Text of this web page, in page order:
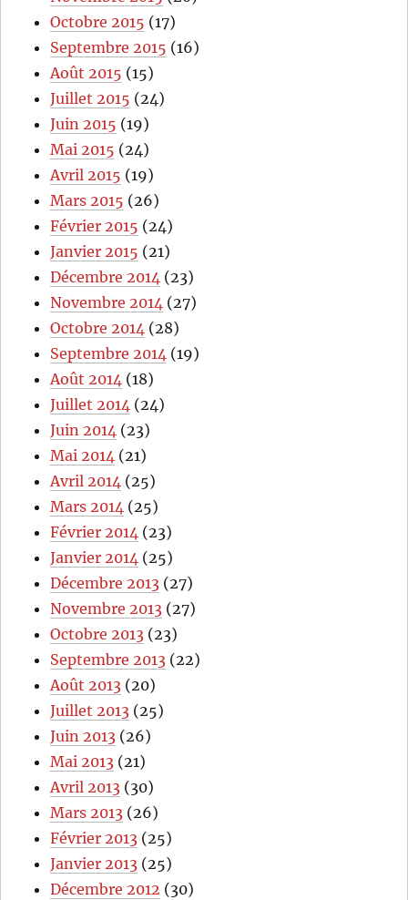
Octobre 2015 (17)
Septembre 2015 (16)
Août 2015 (15)
Juillet 2015 (24)
Juin 2015 (19)
Mai 2015 (24)
Avril 2015 (19)
Mars 2015 (26)
Février 2015 (24)
Janvier 2015 (21)
Décembre 2014 (23)
Novembre 2014 (27)
Octobre 2014 (28)
Septembre 2014 (19)
Août 2014 (18)
Juillet 2014 (24)
Juin 2014 (23)
Mai 2014 (21)
Avril 2014 (25)
Mars 2014 (25)
Février 2014 (23)
Janvier 2014 (25)
Décembre 2013 (27)
Novembre 2013 (27)
Octobre 2013 (23)
Septembre 2013 (22)
Août 2013 (20)
Juillet 2013 (25)
Juin 2013 (26)
Mai 2013 (21)
Avril 2013 (30)
Mars 2013 (26)
Février 2013 (25)
Janvier 2013 (25)
Décembre 2012 (30)